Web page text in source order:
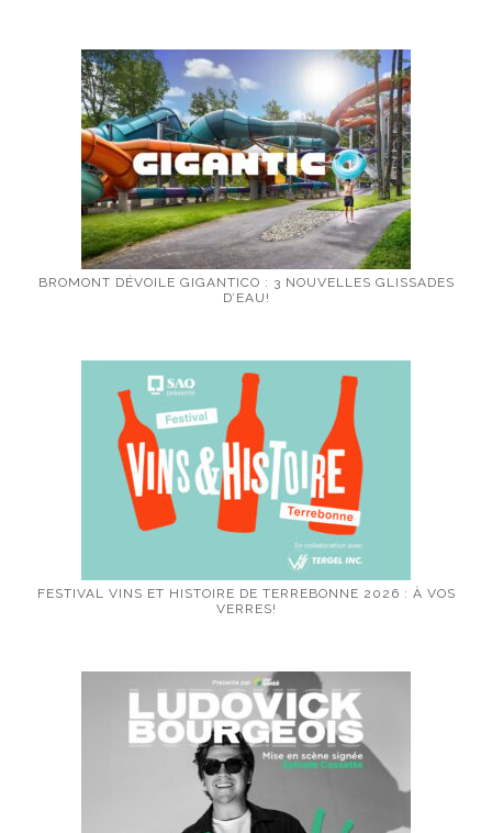
BROMONT DÉVOILE GIGANTICO : 3 NOUVELLES GLISSADES
D’EAU!
FESTIVAL VINS ET HISTOIRE DE TERREBONNE 2026 : À VOS
VERRES!